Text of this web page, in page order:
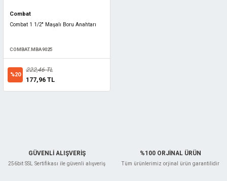
Combat
Combat 1 1/2'' Maşalı Boru Anahtarı
COMBAT.MBA9025
%20
222,46 TL
177,96 TL
GÜVENLİ ALIŞVERİŞ
256bit SSL Sertifikası ile güvenli alışveriş
%100 ORJİNAL ÜRÜN
Tüm ürünlerimiz orjinal ürün garantilidir